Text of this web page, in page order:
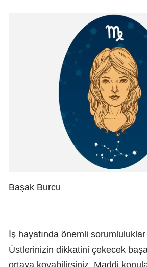
Başak Burcu
İş hayatında önemli
Üstlerinizin dikkatini çekecek